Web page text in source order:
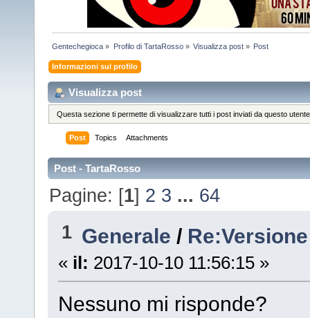
Gentechegioca » Profilo di TartaRosso» Visualizza post» Post
Informazioni sul profilo
Visualizza post
Questa sezione ti permette di visualizzare tutti i post inviati da questo
Post Topics Attachments
Post - TartaRosso
Pagine: [1] 2 3 ... 64
1 Generale /
« il: 2017-10-10 11:56:15 »
Nessuno mi risponde?